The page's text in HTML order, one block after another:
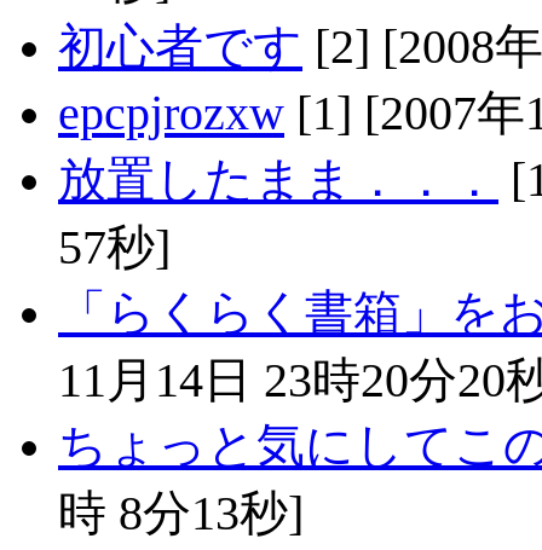
初心者です [2] [2008
epcpjrozxw [1] [2007年
放置したまま．．．
57秒]
「らくらく書箱」を
11月14日 23時20分20
ちょっと気にしてこ
時 8分13秒]